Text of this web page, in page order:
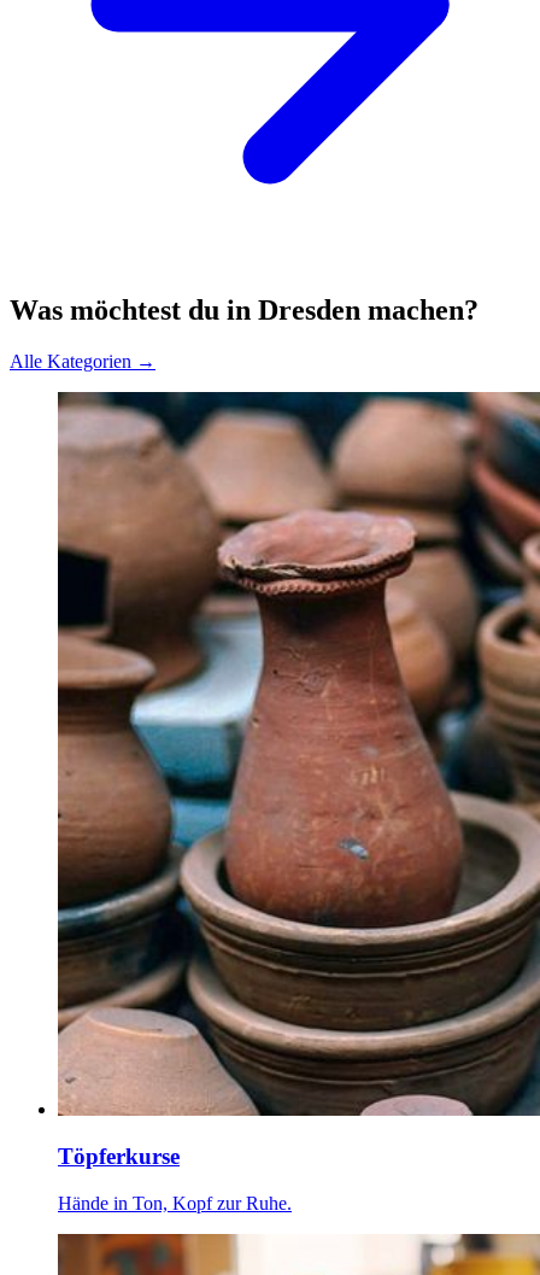
Was möchtest du in Dresden machen?
Alle Kategorien →
Töpferkurse
Hände in Ton, Kopf zur Ruhe.